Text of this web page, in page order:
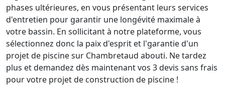
phases ultérieures, en vous présentant leurs services
d'entretien pour garantir une longévité maximale à
votre bassin. En sollicitant à notre plateforme, vous
sélectionnez donc la paix d'esprit et l'garantie d'un
projet de piscine sur Chambretaud abouti. Ne tardez
plus et demandez dès maintenant vos 3 devis sans frais
pour votre projet de construction de piscine !